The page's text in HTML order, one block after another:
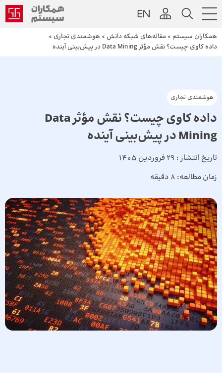
همکاران سیستم > مقاله‌های شبکه دانش > هوشمندی تجاری >
داده کاوی چیست؟ نقش مؤثر Data Mining در پیش‌بینی آینده
هوشمندی تجاری
داده کاوی چیست؟ نقش مؤثر Data
Mining در پیش‌بینی آینده
تاریخ انتشار : 29 فروردین 1405
زمان مطالعه: 8 دقیقه